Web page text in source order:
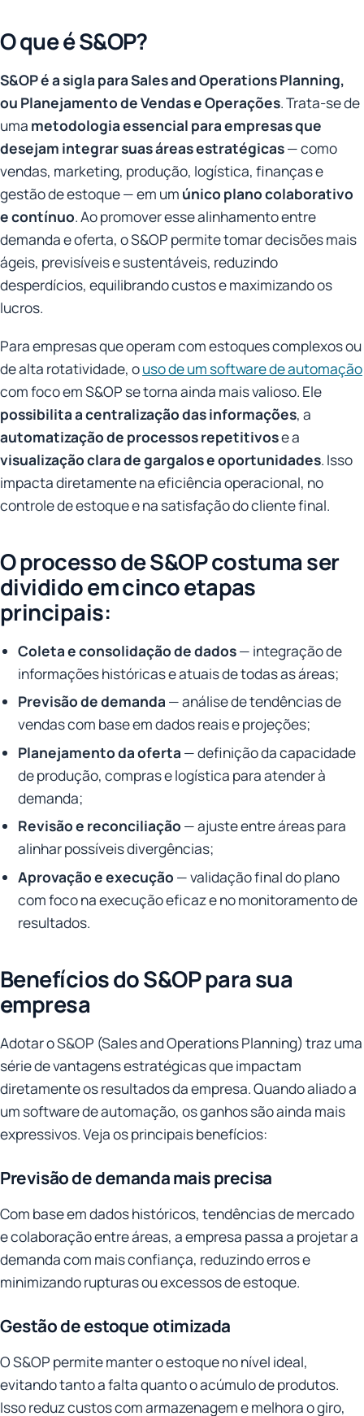
O que é S&OP?
S&OP é a sigla para Sales and Operations Planning,
ou Planejamento de Vendas e Operações. Trata-se de
uma metodologia essencial para empresas que
desejam integrar suas áreas estratégicas— como
vendas, marketing, produção, logística, finanças e
gestão de estoque — em um único plano colaborativo
e contínuo. Ao promover esse alinhamento entre
demanda e oferta, o S&OP permite tomar decisões mais
ágeis, previsíveis e sustentáveis, reduzindo
desperdícios, equilibrando custos e maximizando os
lucros.
Para empresas que operam com estoques complexos ou
de alta rotatividade, ouso de um software de automação
com foco em S&OP se torna ainda mais valioso. Ele
possibilita a centralização das informações, a
automatização de processos repetitivose a
visualização clara de gargalos e oportunidades. Isso
impacta diretamente na eficiência operacional, no
controle de estoque e na satisfação do cliente final.
O processo de S&OP costuma ser
dividido em cinco etapas
principais:
Coleta e consolidação de dados— integração de
informações históricas e atuais de todas as áreas;
Previsão de demanda — análise de tendências de
vendas com base em dados reais e projeções;
Planejamento da oferta — definição da capacidade
de produção, compras e logística para atender à
demanda;
Revisão e reconciliação — ajuste entre áreas para
alinhar possíveis divergências;
Aprovação e execução — validação final do plano
com foco na execução eficaz e no monitoramento de
resultados.
Benefícios do S&OP para sua
empresa
Adotar o S&OP (Sales and Operations Planning) traz uma
série de vantagens estratégicas que impactam
diretamente os resultados da empresa. Quando aliado a
um software de automação, os ganhos são ainda mais
expressivos. Veja os principais benefícios:
Previsão de demanda mais precisa
Com base em dados históricos, tendências de mercado
e colaboração entre áreas, a empresa passa a projetar a
demanda com mais confiança, reduzindo erros e
minimizando rupturas ou excessos de estoque.
Gestão de estoque otimizada
O S&OP permite manter o estoque no nível ideal,
evitando tanto a falta quanto o acúmulo de produtos.
Isso reduz custos com armazenagem e melhora o giro,